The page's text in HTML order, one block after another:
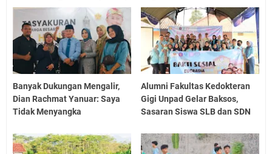
Banyak Dukungan Mengalir,
Dian Rachmat Yanuar: Saya
Tidak Menyangka
Alumni Fakultas Kedokteran
Gigi Unpad Gelar Baksos,
Sasaran Siswa SLB dan SDN